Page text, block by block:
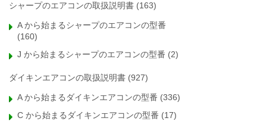
シャープのエアコンの取扱説明書 (163)
A から始まるシャープのエアコンの型番
(160)
J から始まるシャープのエアコンの型番 (2)
ダイキンエアコンの取扱説明書 (927)
A から始まるダイキンエアコンの型番 (336)
C から始まるダイキンエアコンの型番 (17)